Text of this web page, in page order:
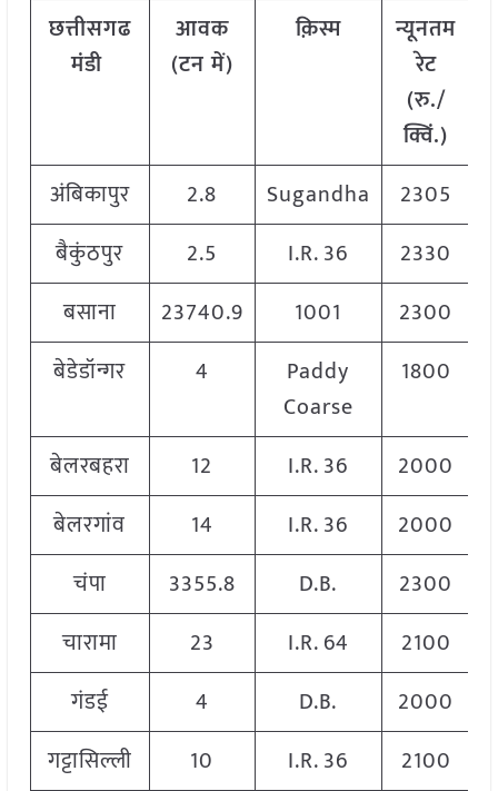
छत्तीसगढ
मंडी
आवक
(टन में)
क़िस्म
न्यूनतम
रेट
(रु./
क्विं.)
अंबिकापुर 2.8 Sugandha 2305
बैकुंठपुर
2.5 I.R. 36 2330
बसाना
23740.9 1001 2300
बेडेडॉन्गर
4
Paddy
Coarse
1800
बेलरबहरा 12 I.R. 36 2000
बेलरगांव
14 I.R. 36 2000
चंपा
3355.8 D.B. 2300
चारामा
23 I.R. 64 2100
गंडई
4 D.B. 2000
गट्टासिल्ली
10 I.R. 36 2100